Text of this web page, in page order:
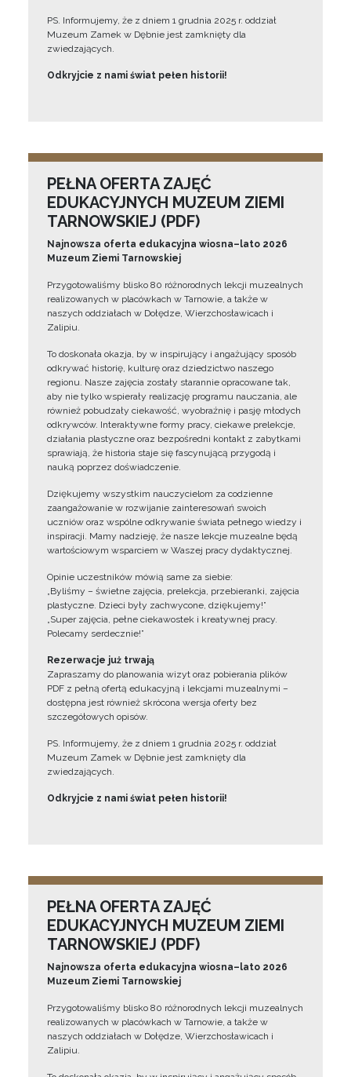
PS. Informujemy, że z dniem 1 grudnia 2025 r. oddział
Muzeum Zamek w Dębnie jest zamknięty dla
zwiedzających.
Odkryjcie z nami świat pełen historii!
PEŁNA OFERTA ZAJĘĆ
EDUKACYJNYCH MUZEUM ZIEMI
TARNOWSKIEJ (PDF)
Najnowsza oferta edukacyjna wiosna–lato 2026
Muzeum Ziemi Tarnowskiej
Przygotowaliśmy blisko 80 różnorodnych lekcji muzealnych
realizowanych w placówkach w Tarnowie, a także w
naszych oddziałach w Dołędze, Wierzchosławicach i
Zalipiu.
To doskonała okazja, by w inspirujący i angażujący sposób
odkrywać historię, kulturę oraz dziedzictwo naszego
regionu. Nasze zajęcia zostały starannie opracowane tak,
aby nie tylko wspierały realizację programu nauczania, ale
również pobudzały ciekawość, wyobraźnię i pasję młodych
odkrywców. Interaktywne formy pracy, ciekawe prelekcje,
działania plastyczne oraz bezpośredni kontakt z zabytkami
sprawiają, że historia staje się fascynującą przygodą i
nauką poprzez doświadczenie.
Dziękujemy wszystkim nauczycielom za codzienne
zaangażowanie w rozwijanie zainteresowań swoich
uczniów oraz wspólne odkrywanie świata pełnego wiedzy i
inspiracji. Mamy nadzieję, że nasze lekcje muzealne będą
wartościowym wsparciem w Waszej pracy dydaktycznej.
Opinie uczestników mówią same za siebie:
„Byliśmy – świetne zajęcia, prelekcja, przebieranki, zajęcia
plastyczne. Dzieci były zachwycone, dziękujemy!”
„Super zajęcia, pełne ciekawostek i kreatywnej pracy.
Polecamy serdecznie!”
Rezerwacje już trwają
Zapraszamy do planowania wizyt oraz pobierania plików
PDF z pełną ofertą edukacyjną i lekcjami muzealnymi –
dostępna jest również skrócona wersja oferty bez
szczegółowych opisów.
PS. Informujemy, że z dniem 1 grudnia 2025 r. oddział
Muzeum Zamek w Dębnie jest zamknięty dla
zwiedzających.
Odkryjcie z nami świat pełen historii!
PEŁNA OFERTA ZAJĘĆ
EDUKACYJNYCH MUZEUM ZIEMI
TARNOWSKIEJ (PDF)
Najnowsza oferta edukacyjna wiosna–lato 2026
Muzeum Ziemi Tarnowskiej
Przygotowaliśmy blisko 80 różnorodnych lekcji muzealnych
realizowanych w placówkach w Tarnowie, a także w
naszych oddziałach w Dołędze, Wierzchosławicach i
Zalipiu.